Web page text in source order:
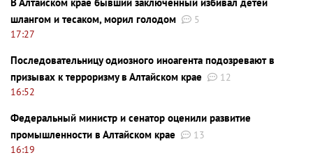
шлангом и тесаком, морил голодом
5
17:27
Последовательницу одиозного иноагента подозревают в
призывах к терроризму в Алтайском крае
12
16:52
Федеральный министр и сенатор оценили развитие
промышленности в Алтайском крае
13
16:19